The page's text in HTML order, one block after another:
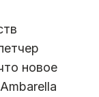
новое